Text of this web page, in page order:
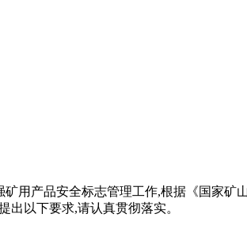
用产品安全标志管理工作,根据《国家矿
出以下要求,请认真贯彻落实。